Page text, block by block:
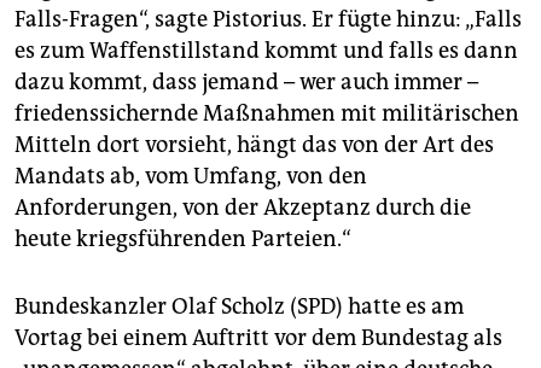
Falls-Fragen“, sagte Pistorius. Er fügte hinzu: „Falls
es zum Waffenstillstand kommt und falls es dann
dazu kommt, dass jemand – wer auch immer –
friedenssichernde Maßnahmen mit militärischen
Mitteln dort vorsieht, hängt das von der Art des
Mandats ab, vom Umfang, von den
Anforderungen, von der Akzeptanz durch die
heute kriegsführenden Parteien.“
Bundeskanzler Olaf Scholz (SPD) hatte es am
Vortag bei einem Auftritt vor dem Bundestag als